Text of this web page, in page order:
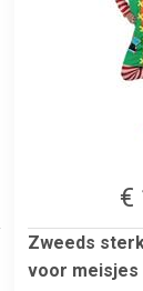
€
Zweeds
voor meisjes